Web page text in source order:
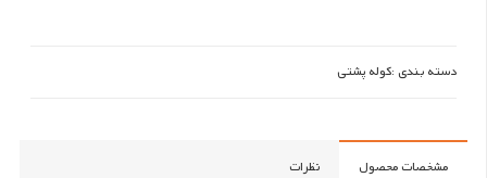
دسته بندی :کوله پشتی
مشخصات محصول نظرات